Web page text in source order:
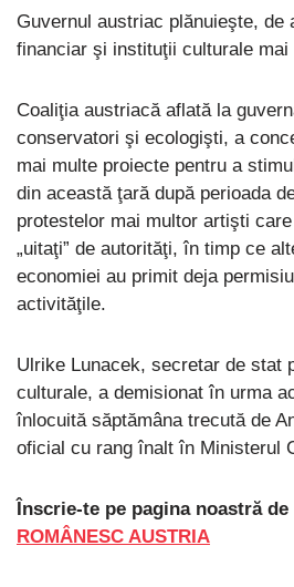
Guvernul austriac plănuieşte, de
financiar şi instituţii culturale mai
Coaliţia austriacă aflată la
conservatori şi ecologişti, a
mai multe proiecte pentru a
din această ţară după perioada
protestelor mai multor artişti
„uitaţi” de autorităţi, în timp ce
economiei au primit deja
activităţile.
Ulrike Lunacek, secretar de stat
culturale, a demisionat în urma
înlocuită săptămâna trecută de
oficial cu rang înalt în Ministerul
Înscrie-te pe pagina noastră de
ROMÂNESC AUSTRIA